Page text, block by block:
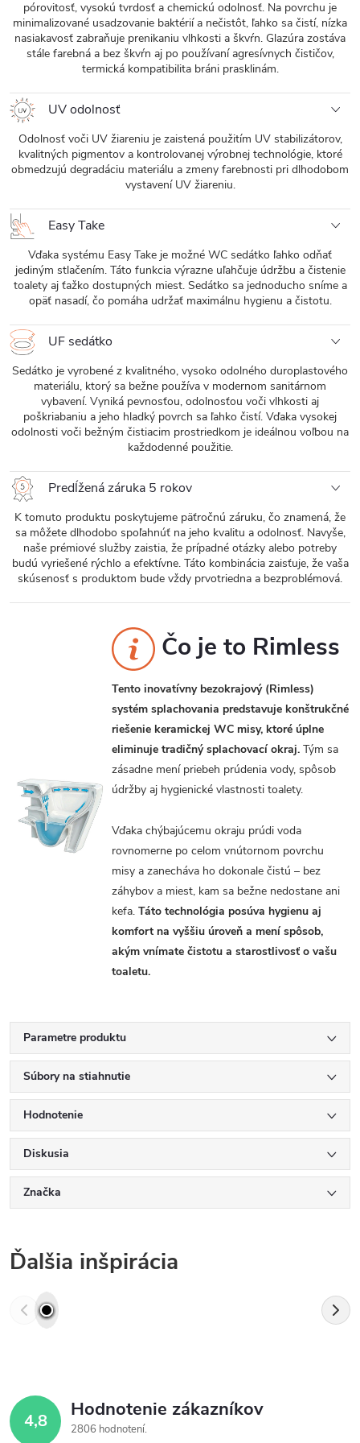
pórovitosť, vysokú tvrdosť a chemickú odolnosť. Na povrchu je
minimalizované usadzovanie baktérií a nečistôt, ľahko sa čistí, nízka
nasiakavosť zabraňuje prenikaniu vlhkosti a škvŕn. Glazúra zostáva
stále farebná a bez škvŕn aj po používaní agresívnych čističov,
termická kompatibilita bráni prasklinám.
UV odolnosť
Odolnosť voči UV žiareniu je zaistená použitím UV stabilizátorov,
kvalitných pigmentov a kontrolovanej výrobnej technológie, ktoré
obmedzujú degradáciu materiálu a zmeny farebnosti pri dlhodobom
vystavení UV žiareniu.
Easy Take
Vďaka systému Easy Take je možné WC sedátko ľahko odňať
jediným stlačením. Táto funkcia výrazne uľahčuje údržbu a čistenie
toalety aj ťažko dostupných miest. Sedátko sa jednoducho sníme a
opäť nasadí, čo pomáha udržať maximálnu hygienu a čistotu.
UF sedátko
Sedátko je vyrobené z kvalitného, ​​vysoko odolného duroplastového
materiálu, ktorý sa bežne používa v modernom sanitárnom
vybavení. Vyniká pevnosťou, odolnosťou voči vlhkosti aj
poškriabaniu a jeho hladký povrch sa ľahko čistí. Vďaka vysokej
odolnosti voči bežným čistiacim prostriedkom je ideálnou voľbou na
každodenné použitie.
Predĺžená záruka 5 rokov
K tomuto produktu poskytujeme päťročnú záruku, čo znamená, že
sa môžete dlhodobo spoľahnúť na jeho kvalitu a odolnosť. Navyše,
naše prémiové služby zaistia, že prípadné otázky alebo potreby
budú vyriešené rýchlo a efektívne. Táto kombinácia zaisťuje, že vaša
skúsenosť s produktom bude vždy prvotriedna a bezproblémová.
Čo je to Rimless
Tento inovatívny bezokrajový (Rimless)
systém splachovania predstavuje konštrukčné
riešenie keramickej WC misy, ktoré úplne
eliminuje tradičný splachovací okraj. Tým sa
zásadne mení priebeh prúdenia vody, spôsob
údržby aj hygienické vlastnosti toalety.
Vďaka chýbajúcemu okraju prúdi voda
rovnomerne po celom vnútornom povrchu
misy a zanecháva ho dokonale čistú – bez
záhybov a miest, kam sa bežne nedostane ani
kefa.Táto technológia posúva hygienu aj
komfort na vyššiu úroveň a mení spôsob,
akým vnímate čistotu a starostlivosť o vašu
toaletu.
Parametre produktu
Súbory na stiahnutie
Hodnotenie
Diskusia
Značka
Ďalšia inšpirácia
4,8 Hodnotenie zákazníkov
2806 hodnotení